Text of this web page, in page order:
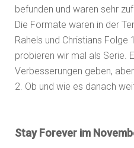
befunden und waren sehr
Die Formate waren in der
Rahels und Christians
probieren wir mal als Serie.
Verbesserungen geben,
2. Ob und wie es danach
Stay Forever im